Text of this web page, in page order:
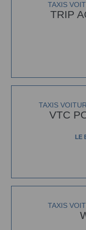
TAXIS
TRIP
TAXIS
VTC
LE
TAXIS